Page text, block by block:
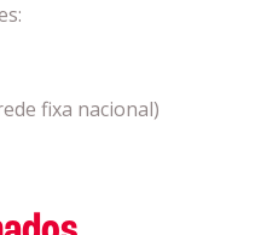
fixa nacional)